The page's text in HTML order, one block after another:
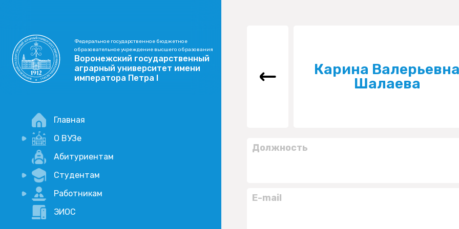
Федеральное государственное бюджетное
образовательное учреждение высшего образования
Воронежский государственный
аграрный университет имени
императора Петра I
Главная
О ВУЗе
Новости
Учебный процесс
Научная деятельность
Абитуриентам
Студентам
Портал дистанционого обучения
Академические отпуска
Работникам
Внимание, опрос!
ЭИОС
Карина Валерьевна
Шалаева
Должность
E-mail